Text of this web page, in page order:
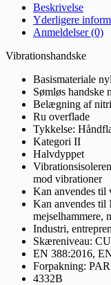
Beskrivelse
Yderligere
Anmeldelser (0)
Vibrationshandske
Basismateriale
Sømløs handske
Belægning af
Ru overflade
Tykkelse:
Kategori II
Halvdyppet
mod vibrationer
Kan anvendes
Kan anvendes til
mejselhammere,
Industri,
Skæreniveau:
EN 388:2016,
Forpakning:
4332B